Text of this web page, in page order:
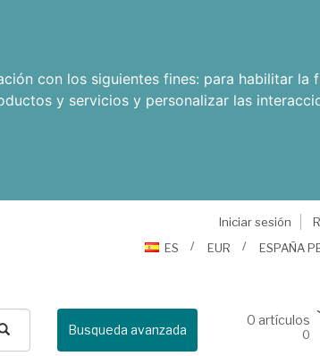
con los siguientes fines: para habilitar la
y servicios y personalizar las
Iniciar sesión
ES
EUR ESPAÑA
Busqueda avanzada
0 artículos
0